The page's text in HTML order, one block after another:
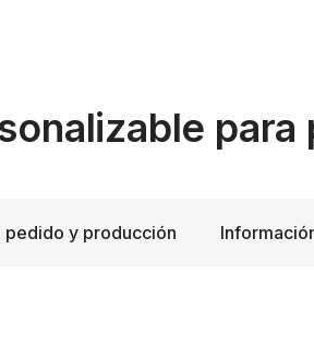
para
pedido y producción